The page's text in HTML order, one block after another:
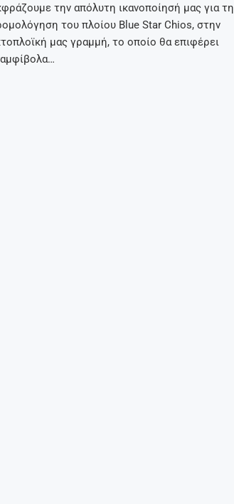
την απόλυτη ικανοποίησή μας για τη
του πλοίου Blue Star Chios, στην
μας γραμμή, το οποίο θα επιφέρει